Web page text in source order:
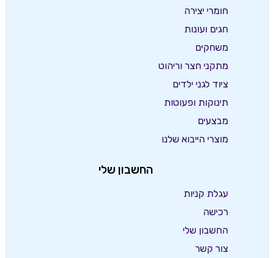
חומרי יצירה
חגים ועונות
משחקים
מתקני חצר וריהוט
ציוד לגני ילדים
תינוקות ופעוטות
מבצעים
מוצרי הייבוא שלנו
החשבון שלי
עגלת קניות
רכישה
החשבון שלי
צור קשר